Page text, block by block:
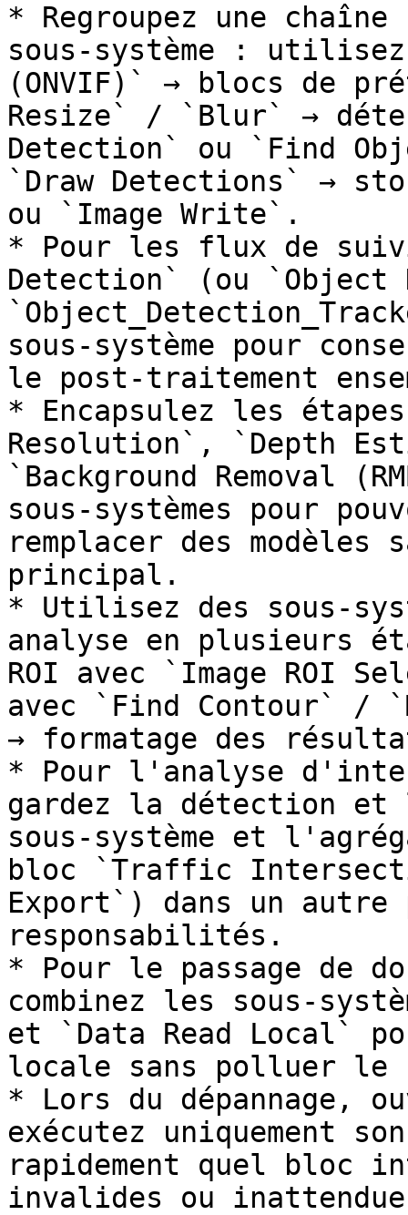
* Regroupez une chaîne
sous‑système : utilisez
(ONVIF)` → blocs de
Resize` / `Blur` →
Detection` ou `Find
`Draw Detections` →
ou `Image Write`.
* Pour les flux de
Detection` (ou `Object
sous‑système pour
le post‑traitement
* Encapsulez les
Resolution`, `Depth
`Background Removal
sous‑systèmes pour
remplacer des
principal.
* Utilisez des
analyse en plusieurs
ROI avec `Image ROI
avec `Find Contour` /
→ formatage des
* Pour l'analyse
gardez la détection et
sous‑système et
bloc `Traffic
Export`) dans un autre
responsabilités.
* Pour le passage de
combinez les
et `Data Read Local`
locale sans polluer
* Lors du dépannage,
exécutez uniquement
rapidement quel bloc
invalides ou